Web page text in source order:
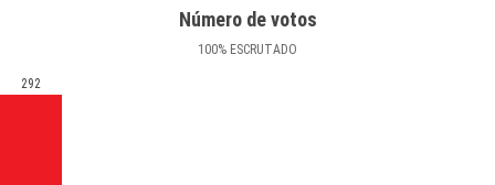
Número de votos
100% ESCRUTADO
292